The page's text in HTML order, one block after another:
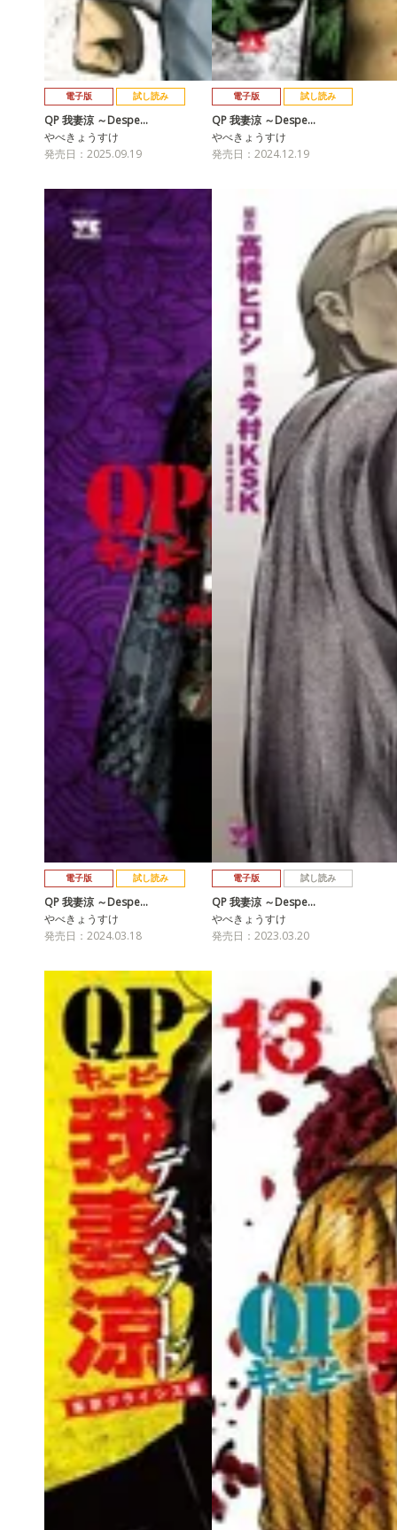
電子版 試し読み
QP 我妻涼 ～Despe…
やべきょうすけ
発売日：2025.09.19
電子版 試し読み
QP 我妻涼 ～Despe…
やべきょうすけ
発売日：2024.12.19
電子版 試し読み
QP 我妻涼 ～Despe…
やべきょうすけ
発売日：2024.03.18
電子版 試し読み
QP 我妻涼 ～Despe…
やべきょうすけ
発売日：2023.03.20